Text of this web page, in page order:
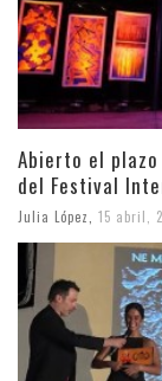
Abierto el
del Festival
Julia López 15 abril,